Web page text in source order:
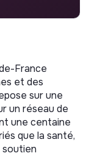
France
et des
sur une
un réseau de
une centaine
que la santé,
soutien